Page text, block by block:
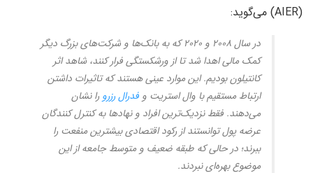
(AIER) می‌گوید:
در سال ۲۰۰۸ و ۲۰۲۰ که به بانک‌ها و شرکت‌های بزرگ دیگر
کمک مالی اهدا شد تا از ورشکستگی فرار کنند، شاهد اثر
کانتیلون بودیم. این موارد عینی هستند که تاثیرات داشتن
ارتباط مستقیم با وال استریت و فدرال رزرو را نشان
می‌دهند. فقط نزدیک‌ترین افراد و نهادها به کنترل کنندگان
عرضه پول توانستند از رکود اقتصادی بیشترین منفعت را
ببرند؛ در حالی که طبقه ضعیف و متوسط جامعه از این
موضوع بهره‌ای نبردند.